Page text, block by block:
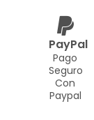
PayPal
Pago
Seguro
Con
Paypal